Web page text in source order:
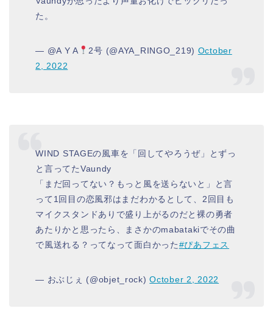
た。
— @A Y A 2号 (@AYA_RINGO_219) October
2, 2022
WIND STAGEの風車を「回してやろうぜ」とずっ
と言ってたVaundy
「まだ回ってない？もっと風を送らないと」と言
って1回目の恋風邪はまだわかるとして、2回目も
マイクスタンドありで盛り上がるのだと裸の勇者
あたりかと思ったら、まさかのmabatakiでその曲
で風送れる？ってなって面白かった#ぴあフェス
— おぶじぇ (@objet_rock)October 2, 2022